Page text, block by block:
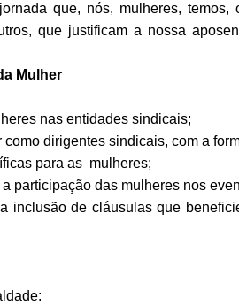
que, nós, mulheres, temos,
que justificam a nossa
Mulher
nas entidades sindicais;
dirigentes sindicais, com a
para as mulheres;
participação das mulheres nos
inclusão de cláusulas que